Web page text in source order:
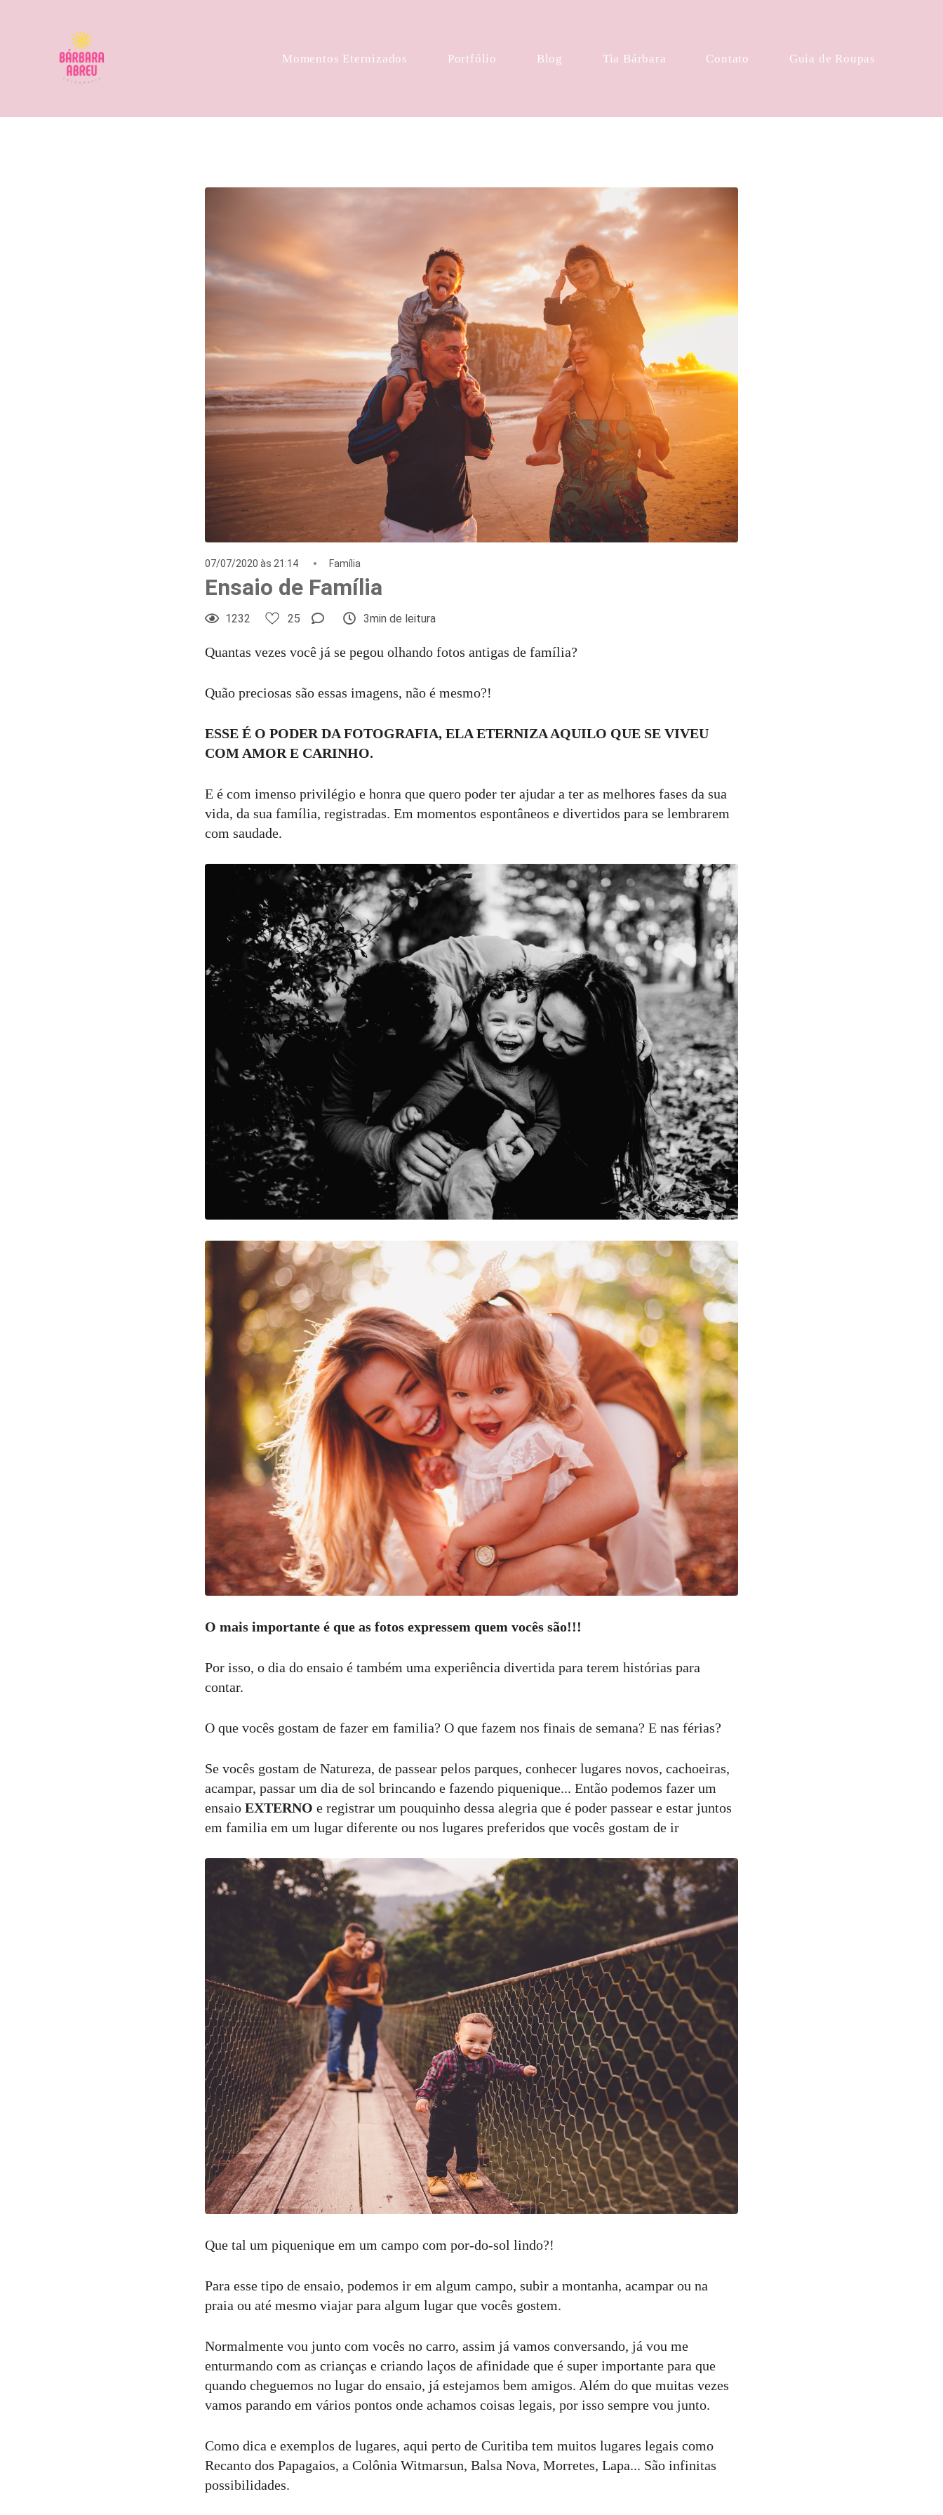
Momentos Eternizados Portfólio Blog Tia Bárbara Contato Guia de Roupas
07/07/2020 às 21:14 Família
Ensaio de Família
1232 25 3min de leitura
Quantas vezes você já se pegou olhando fotos antigas de família?
Quão preciosas são essas imagens, não é mesmo?!
ESSE É O PODER DA FOTOGRAFIA, ELA ETERNIZA AQUILO QUE SE VIVEU
COM AMOR E CARINHO.
E é com imenso privilégio e honra que quero poder ter ajudar a ter as melhores fases da sua
vida, da sua família, registradas. Em momentos espontâneos e divertidos para se lembrarem
com saudade.
O mais importante é que as fotos expressem quem vocês são!!!
Por isso, o dia do ensaio é também uma experiência divertida para terem histórias para
contar.
O que vocês gostam de fazer em familia? O que fazem nos finais de semana? E nas férias?
Se vocês gostam de Natureza, de passear pelos parques, conhecer lugares novos, cachoeiras,
acampar, passar um dia de sol brincando e fazendo piquenique... Então podemos fazer um
ensaio EXTERNO e registrar um pouquinho dessa alegria que é poder passear e estar juntos
em familia em um lugar diferente ou nos lugares preferidos que vocês gostam de ir
Que tal um piquenique em um campo com por-do-sol lindo?!
Para esse tipo de ensaio, podemos ir em algum campo, subir a montanha, acampar ou na
praia ou até mesmo viajar para algum lugar que vocês gostem.
Normalmente vou junto com vocês no carro, assim já vamos conversando, já vou me
enturmando com as crianças e criando laços de afinidade que é super importante para que
quando cheguemos no lugar do ensaio, já estejamos bem amigos. Além do que muitas vezes
vamos parando em vários pontos onde achamos coisas legais, por isso sempre vou junto.
Como dica e exemplos de lugares, aqui perto de Curitiba tem muitos lugares legais como
Recanto dos Papagaios, a Colônia Witmarsun, Balsa Nova, Morretes, Lapa... São infinitas
possibilidades.